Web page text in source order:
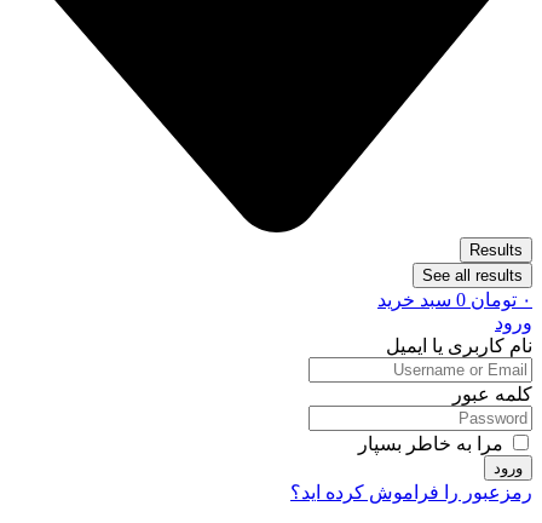
Results
See all results
۰ تومان 0 سبد خرید
ورود
نام کاربری یا ایمیل
کلمه عبور
مرا به خاطر بسپار
ورود
رمزعبور را فراموش کرده اید؟